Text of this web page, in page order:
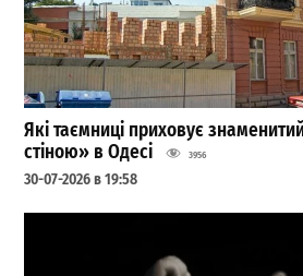
Які таємниці приховує
стіною» в Одесі
3956
30-07-2026 в 19:58